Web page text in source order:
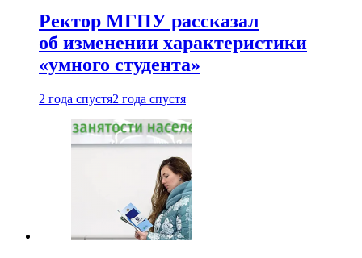
Ректор МГПУ рассказал
об изменении характеристики
«умного студента»
2 года спустя2 года спустя